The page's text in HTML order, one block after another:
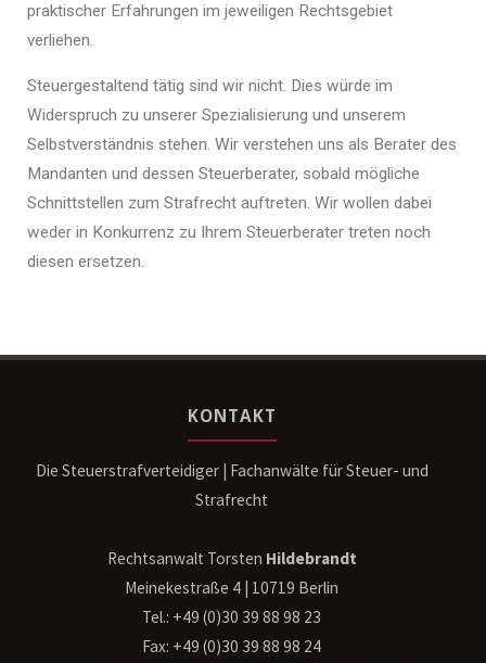
praktischer Erfahrungen im jeweiligen Rechtsgebiet
verliehen.
Steuergestaltend tätig sind wir nicht. Dies würde im
Widerspruch zu unserer Spezialisierung und unserem
Selbstverständnis stehen. Wir verstehen uns als Berater des
Mandanten und dessen Steuerberater, sobald mögliche
Schnittstellen zum Strafrecht auftreten. Wir wollen dabei
weder in Konkurrenz zu Ihrem Steuerberater treten noch
diesen ersetzen.
KONTAKT
Die Steuerstrafverteidiger | Fachanwälte für Steuer- und
Strafrecht
Rechtsanwalt Torsten Hildebrandt
Meinekestraße 4 | 10719 Berlin
Tel.: +49 (0)30 39 88 98 23
Fax: +49 (0)30 39 88 98 24